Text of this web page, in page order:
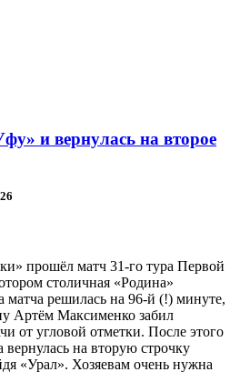
и вернулась на второе
прошёл матч 31-го тура Первой
столичная «Родина»
решилась на 96-й (!) минуте,
Артём Максименко забил
от угловой отметки. После этого
вернулась на вторую строчку
«Урал». Хозяевам очень нужна